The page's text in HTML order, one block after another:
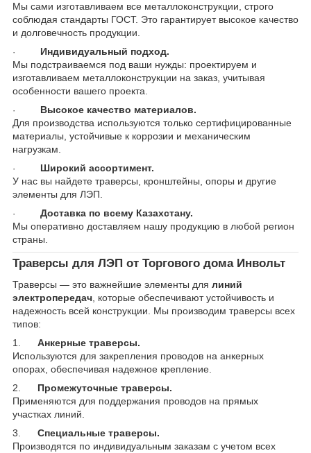
Мы сами изготавливаем все металлоконструкции, строго
соблюдая стандарты ГОСТ. Это гарантирует высокое качество
и долговечность продукции.
·
Индивидуальный подход.
Мы подстраиваемся под ваши нужды: проектируем и
изготавливаем металлоконструкции на заказ, учитывая
особенности вашего проекта.
·
Высокое качество материалов.
Для производства используются только сертифицированные
материалы, устойчивые к коррозии и механическим
нагрузкам.
·
Широкий ассортимент.
У нас вы найдете траверсы, кронштейны, опоры и другие
элементы для ЛЭП.
·
Доставка по всему Казахстану.
Мы оперативно доставляем нашу продукцию в любой регион
страны.
Траверсы для ЛЭП от Торгового дома Инвольт
Траверсы — это важнейшие элементы для линий
электропередач , которые обеспечивают устойчивость и
надежность всей конструкции. Мы производим траверсы всех
типов:
1.
Анкерные траверсы.
Используются для закрепления проводов на анкерных
опорах, обеспечивая надежное крепление.
2.
Промежуточные траверсы.
Применяются для поддержания проводов на прямых
участках линий.
3.
Специальные траверсы.
Производятся по индивидуальным заказам с учетом всех